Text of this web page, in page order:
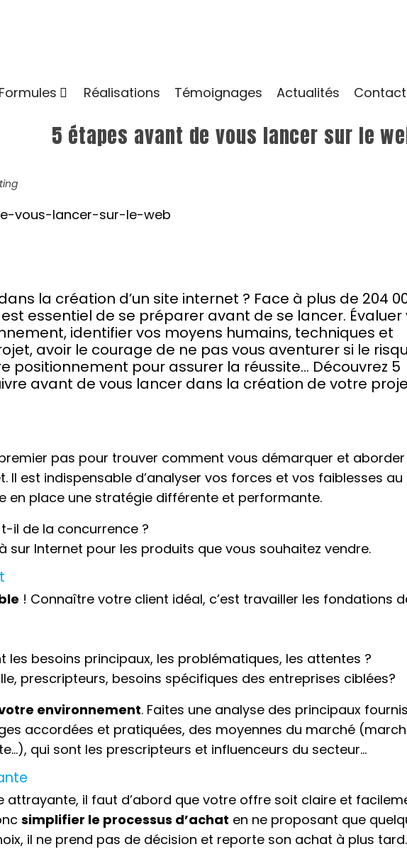
Formules Réalisations Témoignages Actualités Contact
5 étapes avant de vous lancer sur le
la création d’un site internet ? Face à plus de 204
essentiel de se préparer avant de se lancer. Évaluer
identifier vos moyens humains, techniques et
avoir le courage de ne pas vous aventurer si le
positionnement pour assurer la réussite… Découvrez 5
avant de vous lancer dans la création de votre
pas pour trouver comment vous démarquer et aborder
Il est indispensable d’analyser vos forces et vos faiblesses
en place une stratégie différente et performante.
il de la concurrence ?
sur Internet pour les produits que vous souhaitez vendre.
! Connaître votre client idéal, c’est travailler les fondations
les besoins principaux, les problématiques, les attentes ?
prescripteurs, besoins spécifiques des entreprises ciblées?
environnement. Faites une analyse des principaux
accordées et pratiquées, des moyennes du marché
qui sont les prescripteurs et influenceurs du secteur…
attrayante, il faut d’abord que votre offre soit claire et
simplifier le processus d’achat en ne proposant que
il ne prend pas de décision et reporte son achat à plus tard.